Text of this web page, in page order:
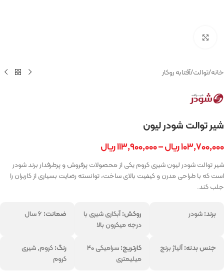
خانه/توالت/آفتابه روکار
شیر توالت شودر لیون
۱۰۳,۷۰۰,۰۰۰ریال–۱۱۳,۹۰۰,۰۰۰ریال
شیر توالت شودر لیون شیری کروم یکی از محصولات پرفروش و پرطرفدار برند شودر
است که با طراحی مدرن و کیفیت بالای ساخت، توانسته رضایت بسیاری از کاربران را
جلب کند.
برند:شودر روکش:آبکاری شیری با
درجه میکرون بالا
ضمانت:
جنس بدنه:آلیاژ برنج کارتریج:
سرامیکی ۴۰
میلیمتری
رنگ:کروم, شیری
کروم